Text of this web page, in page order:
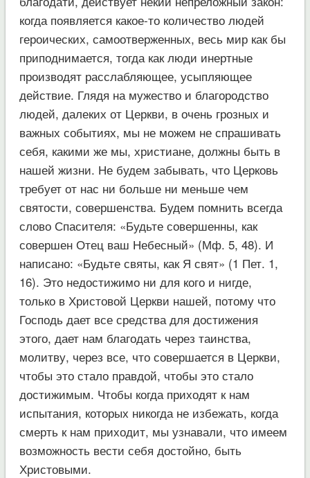
когда появляется какое-то количество людей
героических, самоотверженных, весь мир как бы
приподнимается, тогда как люди инертные
производят расслабляющее, усыпляющее
действие. Глядя на мужество и благородство
людей, далеких от Церкви, в очень грозных и
важных событиях, мы не можем не спрашивать
себя, какими же мы, христиане, должны быть в
нашей жизни. Не будем забывать, что Церковь
требует от нас ни больше ни меньше чем
святости, совершенства. Будем помнить всегда
слово Спасителя: «Будьте совершенны, как
совершен Отец ваш Небесный» (Мф. 5, 48). И
написано: «Будьте святы, как Я свят» (1 Пет. 1,
16). Это недостижимо ни для кого и нигде,
только в Христовой Церкви нашей, потому что
Господь дает все средства для достижения
этого, дает нам благодать через таинства,
молитву, через все, что совершается в Церкви,
чтобы это стало правдой, чтобы это стало
достижимым. Чтобы когда приходят к нам
испытания, которых никогда не избежать, когда
смерть к нам приходит, мы узнавали, что имеем
возможность вести себя достойно, быть
Христовыми.